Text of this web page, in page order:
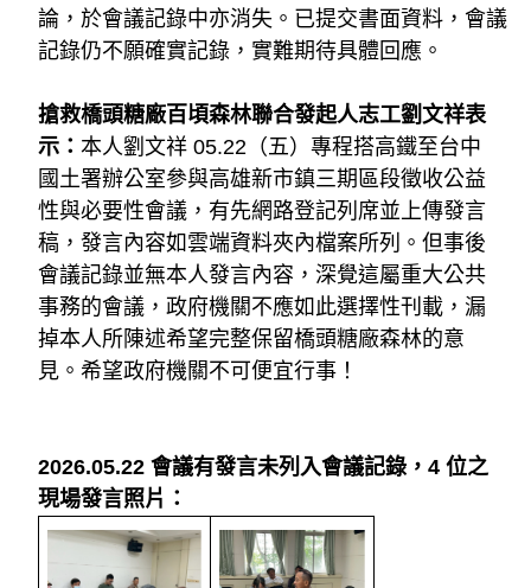
論，於會議記錄中亦消失。已提交書面資料，會議
記錄仍不願確實記錄，實難期待具體回應。
搶救橋頭糖廠百頃森林聯合發起人志工劉文祥表
示： 本人劉文祥 05.22（五）專程搭高鐵至台中
國土署辦公室參與高雄新市鎮三期區段徵收公益
性與必要性會議，有先網路登記列席並上傳發言
稿，發言內容如雲端資料夾內檔案所列。但事後
會議記錄並無本人發言內容，深覺這屬重大公共
事務的會議，政府機關不應如此選擇性刊載，漏
掉本人所陳述希望完整保留橋頭糖廠森林的意
見。希望政府機關不可便宜行事！
2026.05.22 會議有發言未列入會議記錄，4 位之
現場發言照片：